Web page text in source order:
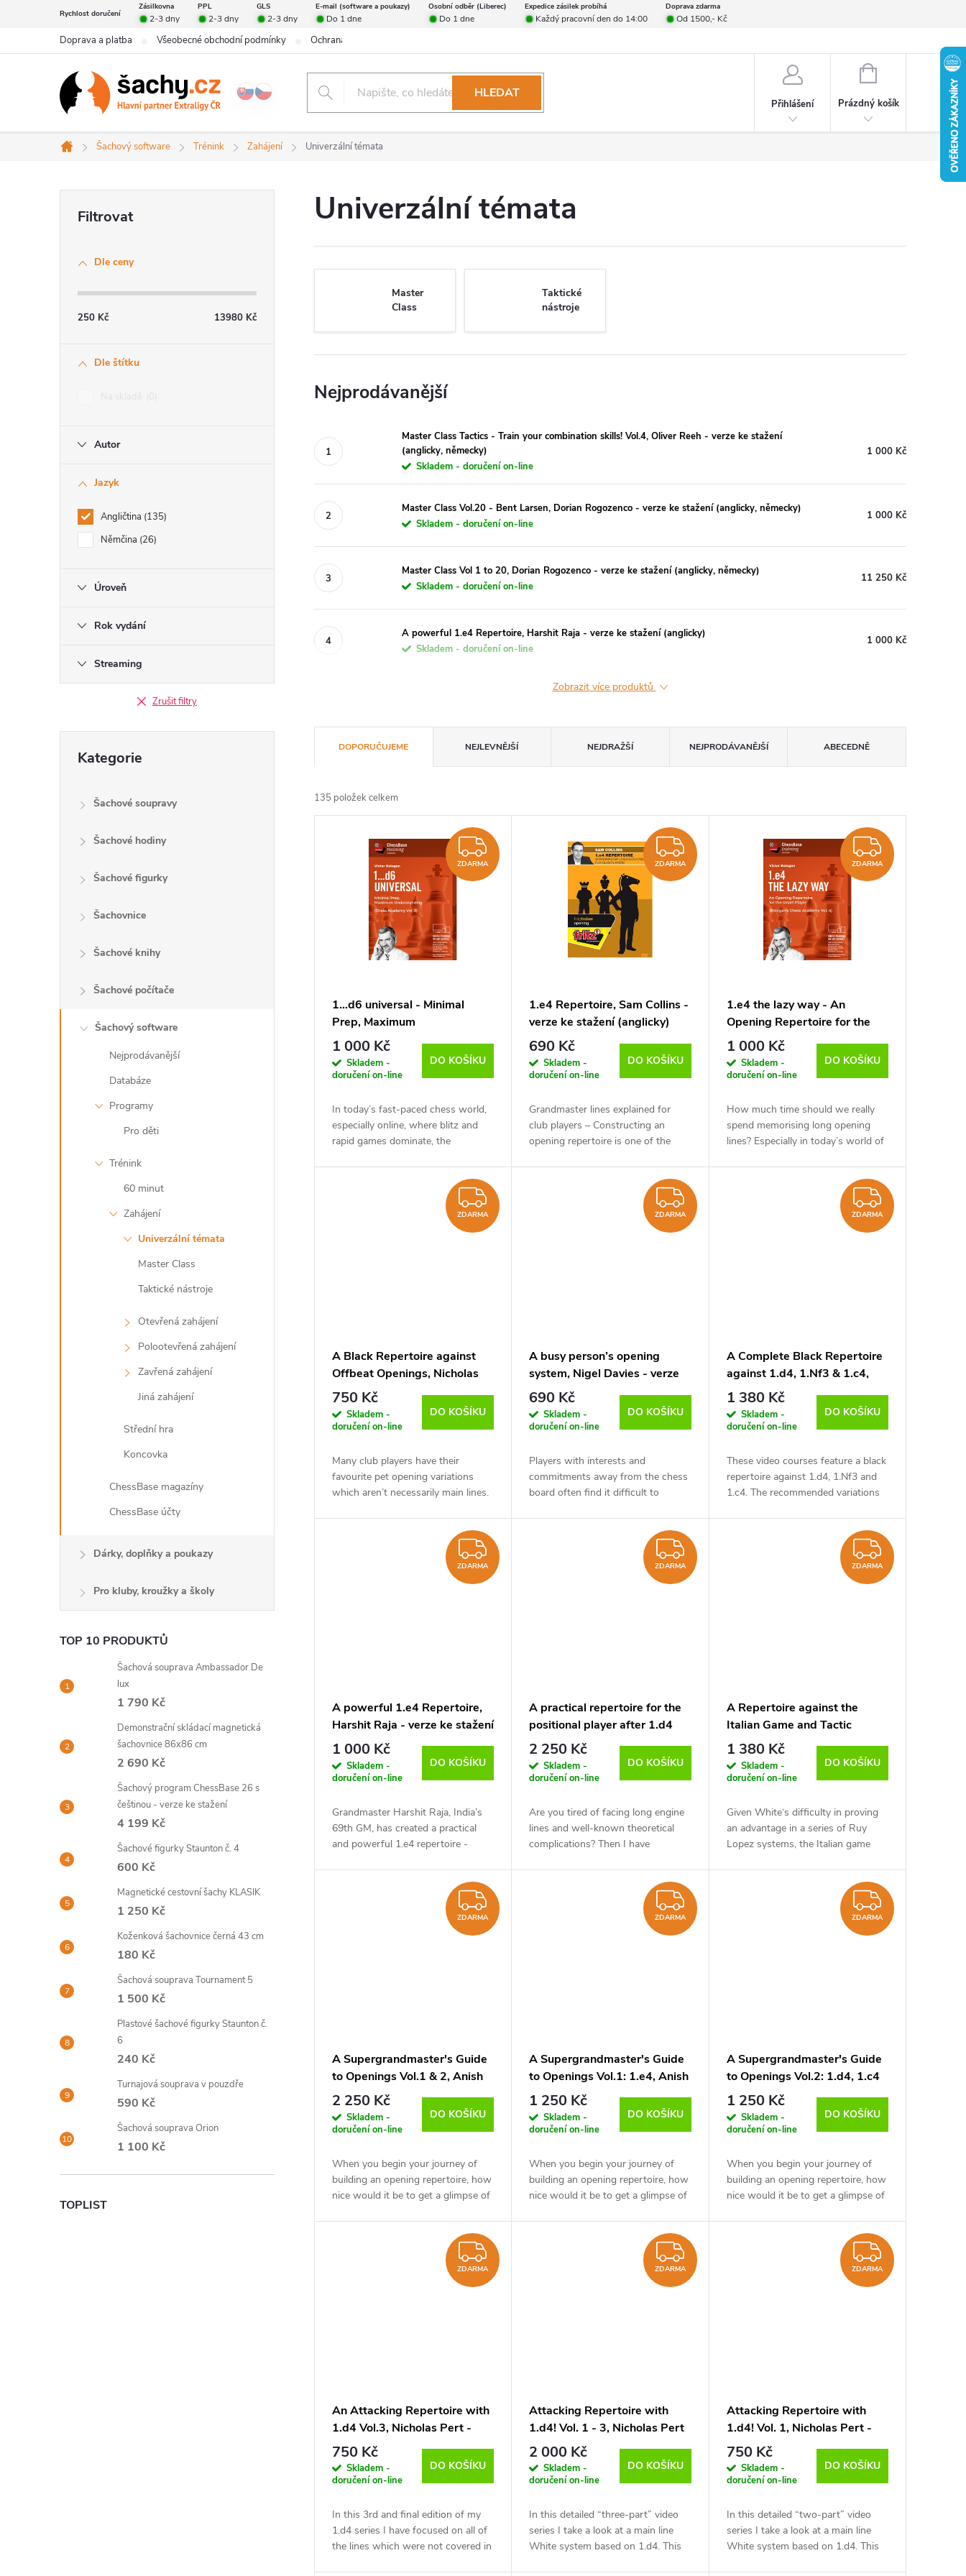
obsah
Rychlost doručení
Zásilkovna PPL GLS E-mail (software a poukazy) Osobní odběr (Liberec) Expedice zásilek probíhá Doprava zdarma
2-3 dny 2-3 dny 2-3 dny Do 1 dne Do 1 dne Každý pracovní den do 14:00 Od 1500,- Kč
Doprava a platba Všeobecné obchodní podmínky Ochrana osobních údajů
HLEDAT
Přihlášení
NÁKUPNÍ
Prázdný košík
Domů
Šachový software Trénink Zahájení Univerzální témata
l
Dle ceny
250 Kč 13980 Kč
Dle štítku
Autor
Jazyk
Angličtina 135
Němčina 26
Úroveň
Rok vydání
Streaming
Zrušit filtry
kategorie
Kategorie
Šachové soupravy
Šachové hodiny
Šachové figurky
Šachovnice
Šachové knihy
Šachové počítače
Šachový software
Nejprodávanější
Databáze
Programy
Pro děti
Trénink
60 minut
Zahájení
Univerzální témata
Master Class
Taktické nástroje
Otevřená zahájení
Polootevřená zahájení
Zavřená zahájení
Jiná zahájení
Střední hra
Koncovka
ChessBase magazíny
ChessBase účty
Dárky, doplňky a poukazy
Pro kluby, kroužky a školy
TOP 10 PRODUKTŮ
Šachová souprava Ambassador De
lux
1 790 Kč
Demonstrační skládací magnetická
šachovnice 86x86 cm
2 690 Kč
Šachový program ChessBase 26 s
češtinou - verze ke stažení
4 199 Kč
Šachové figurky Staunton č. 4
600 Kč
Magnetické cestovní šachy KLASIK
1 250 Kč
Koženková šachovnice černá 43 cm
180 Kč
Šachová souprava Tournament 5
1 500 Kč
Plastové šachové figurky Staunton č.
6
240 Kč
Turnajová souprava v pouzdře
590 Kč
Šachová souprava Orion
1 100 Kč
TOPLIST
Univerzální témata
Master
Class
Taktické
nástroje
Nejprodávanější
Master Class Tactics - Train your combination skills! Vol.4, Oliver Reeh - verze ke stažení
(anglicky, německy)
Skladem - doručení on-line
1 000 Kč
Master Class Vol.20 - Bent Larsen, Dorian Rogozenco - verze ke stažení (anglicky, německy)
Skladem - doručení on-line
1 000 Kč
Master Class Vol 1 to 20, Dorian Rogozenco - verze ke stažení (anglicky, německy)
Skladem - doručení on-line
11 250 Kč
A powerful 1.e4 Repertoire, Harshit Raja - verze ke stažení (anglicky)
Skladem - doručení on-line
1 000 Kč
Zobrazit více produktů
a
z
t
DOPORUČUJEME NEJLEVNĚJŠÍ NEJDRAŽŠÍ NEJPRODÁVANĚJŠÍ ABECEDNĚ
135 položek celkem
ZDARMA
ZDARMA
1...d6 universal - Minimal
Prep, Maximum
Understanding, Victor
Bologan - verze ke stažení
(anglicky)
1 000 Kč
Skladem -
doručení on-line
DO KOŠÍKU
In today’s fast-paced chess world,
especially online, where blitz and
rapid games dominate, the
ZDARMA
ZDARMA
1.e4 Repertoire, Sam Collins -
verze ke stažení (anglicky)
690 Kč
Skladem -
doručení on-line
DO KOŠÍKU
Grandmaster lines explained for
club players – Constructing an
opening repertoire is one of the
ZDARMA
1.e4 the lazy way - An
Opening Repertoire for the
smart Player, Victor Bologan -
verze ke stažení (anglicky)
1 000 Kč
Skladem -
doručení on-line
DO KOŠÍKU
How much time should we really
spend memorising long opening
lines? Especially in today’s world of
ZDARMA
ZDARMA
A Black Repertoire against
Offbeat Openings, Nicholas
Pert - verze ke stažení
(anglicky)
750 Kč
Skladem -
doručení on-line
DO KOŠÍKU
Many club players have their
favourite pet opening variations
which aren’t necessarily main lines.
ZDARMA
ZDARMA
A busy person’s opening
system, Nigel Davies - verze
ke stažení (anglicky)
690 Kč
Skladem -
doručení on-line
DO KOŠÍKU
Players with interests and
commitments away from the chess
board often find it difficult to
ZDARMA
A Complete Black Repertoire
against 1.d4, 1.Nf3 & 1.c4,
Robert Ris - verze ke stažení
(anglicky)
1 380 Kč
Skladem -
doručení on-line
DO KOŠÍKU
These video courses feature a black
repertoire against 1.d4, 1.Nf3 and
1.c4. The recommended variations
ZDARMA
ZDARMA
A powerful 1.e4 Repertoire,
Harshit Raja - verze ke stažení
(anglicky)
1 000 Kč
Skladem -
doručení on-line
DO KOŠÍKU
Grandmaster Harshit Raja, India’s
69th GM, has created a practical
and powerful 1.e4 repertoire -
ZDARMA
ZDARMA
A practical repertoire for the
positional player after 1.d4
Vol.1 – 3, Sipke Ernst - verze
ke stažení (anglicky)
2 250 Kč
Skladem -
doručení on-line
DO KOŠÍKU
Are you tired of facing long engine
lines and well-known theoretical
complications? Then I have
ZDARMA
A Repertoire against the
Italian Game and Tactic
Toolbox Italian Game, Mihail
Marin - verze ke stažení
(anglicky)
1 380 Kč
Skladem -
doručení on-line
DO KOŠÍKU
Given White‘s difficulty in proving
an advantage in a series of Ruy
Lopez systems, the Italian game
ZDARMA
ZDARMA
A Supergrandmaster's Guide
to Openings Vol.1 & 2, Anish
Giri - verze ke stažení
(anglicky)
2 250 Kč
Skladem -
doručení on-line
DO KOŠÍKU
When you begin your journey of
building an opening repertoire, how
nice would it be to get a glimpse of
ZDARMA
ZDARMA
A Supergrandmaster's Guide
to Openings Vol.1: 1.e4, Anish
Giri - verze ke stažení
(anglicky)
1 250 Kč
Skladem -
doručení on-line
DO KOŠÍKU
When you begin your journey of
building an opening repertoire, how
nice would it be to get a glimpse of
ZDARMA
A Supergrandmaster's Guide
to Openings Vol.2: 1.d4, 1.c4
and Sidelines, Anish Giri -
verze ke stažení (anglicky)
1 250 Kč
Skladem -
doručení on-line
DO KOŠÍKU
When you begin your journey of
building an opening repertoire, how
nice would it be to get a glimpse of
ZDARMA
ZDARMA
An Attacking Repertoire with
1.d4 Vol.3, Nicholas Pert -
verze ke stažení (anglicky)
750 Kč
Skladem -
doručení on-line
DO KOŠÍKU
In this 3rd and final edition of my
1.d4 series I have focused on all of
the lines which were not covered in
ZDARMA
ZDARMA
Attacking Repertoire with
1.d4! Vol. 1 - 3, Nicholas Pert
- verze ke stažení (anglicky)
2 000 Kč
Skladem -
doručení on-line
DO KOŠÍKU
In this detailed “three-part” video
series I take a look at a main line
White system based on 1.d4. This
ZDARMA
Attacking Repertoire with
1.d4! Vol. 1, Nicholas Pert -
verze ke stažení (anglicky)
750 Kč
Skladem -
doručení on-line
DO KOŠÍKU
In this detailed “two-part” video
series I take a look at a main line
White system based on 1.d4. This